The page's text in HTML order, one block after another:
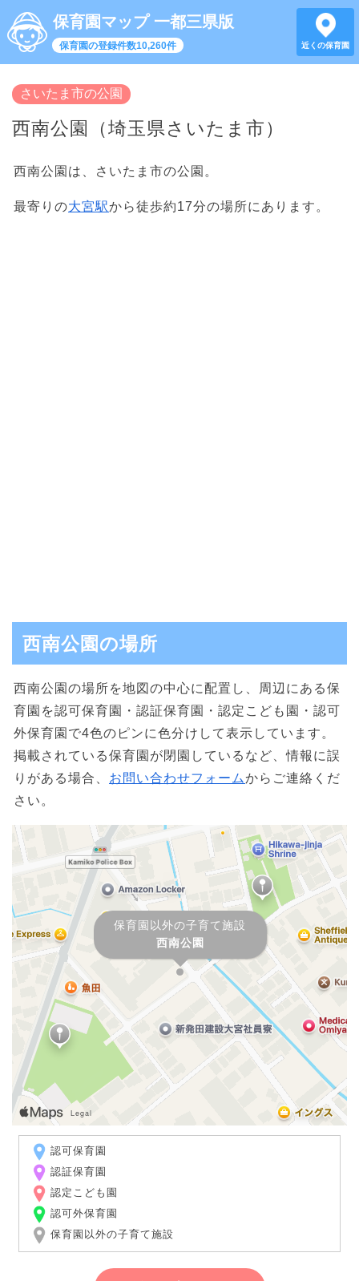
保育園マップ 一都三県版
保育園の登録件数10,260件 近くの保育園
さいたま市の公園
西南公園（埼玉県さいたま市）
西南公園は、さいたま市の公園。
最寄りの大宮駅から徒歩約17分の場所にあります。
西南公園の場所
西南公園の場所を地図の中心に配置し、周辺にある保
育園を認可保育園・認証保育園・認定こども園・認可
外保育園で4色のピンに色分けして表示しています。
掲載されている保育園が閉園しているなど、情報に誤
りがある場合、 お問い合わせフォームからご連絡くだ
さい。
保育園以外の子育て施設
西南公園
認可保育園
認証保育園
認定こども園
認可外保育園
保育園以外の子育て施設